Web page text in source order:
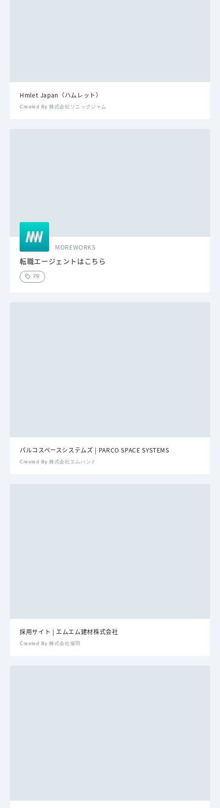
Hmlet Japan（ハムレット）
Created By 株式会社ソニックジャム
MOREWORKS
転職エージェントはこちら
PR
パルコスペースシステムズ | PARCO SPACE SYSTEMS
Created By 株式会社エムハンド
採用サイト | エムエム建材株式会社
Created By 株式会社揚羽